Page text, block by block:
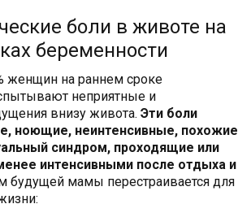
боли в животе на
беременности
женщин на раннем сроке
неприятные и
внизу живота.Эти боли
ноющие, неинтенсивные, похожие
синдром, проходящие или
интенсивными после отдыха и
будущей мамы перестраивается для